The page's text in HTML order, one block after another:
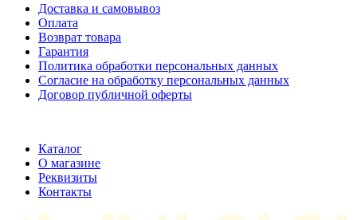
Доставка и самовывоз
Оплата
Возврат товара
Гарантия
Политика обработки персональных данных
Согласие на обработку персональных данных
Договор публичной оферты
Каталог
О магазине
Реквизиты
Контакты